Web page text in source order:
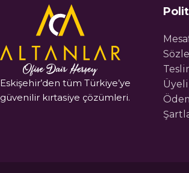
Eskişehir’den tüm Türkiye’ye
güvenilir kırtasiye çözümleri.